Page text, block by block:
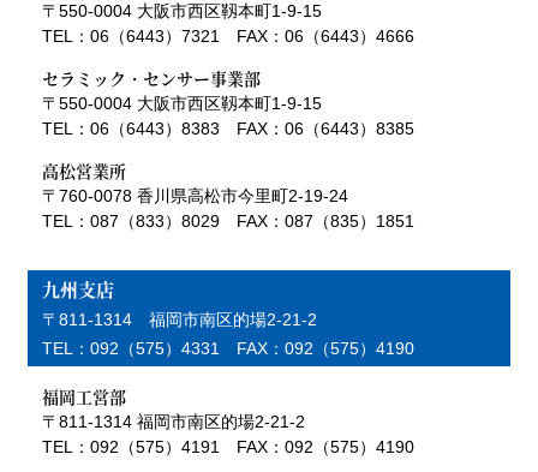
〒550-0004 大阪市西区靱本町1-9-15
TEL：06（6443）7321 FAX：06（6443）4666
セラミック・センサー事業部
〒550-0004 大阪市西区靱本町1-9-15
TEL：06（6443）8383 FAX：06（6443）8385
高松営業所
〒760-0078 香川県高松市今里町2-19-24
TEL：087（833）8029 FAX：087（835）1851
九州支店
〒811-1314 福岡市南区的場2-21-2
TEL：092（575）4331 FAX：092（575）4190
福岡工営部
〒811-1314 福岡市南区的場2-21-2
TEL：092（575）4191 FAX：092（575）4190